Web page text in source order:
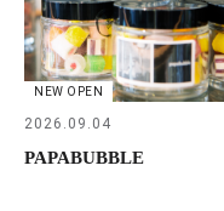
NEW OPEN
2026.09.04
PAPABUBBLE